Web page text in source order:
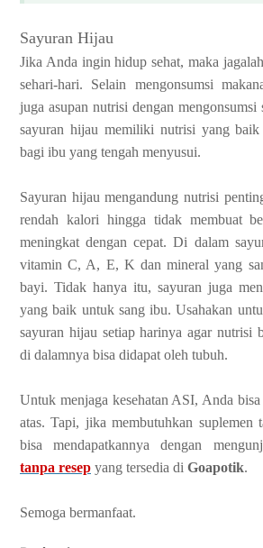
Sayuran Hijau
Jika Anda ingin hidup sehat, maka
sehari-hari. Selain mengonsumsi
juga asupan nutrisi dengan mengonsumsi
sayuran hijau memiliki nutrisi yang baik
bagi ibu yang tengah menyusui.
Sayuran hijau mengandung nutrisi
rendah kalori hingga tidak membuat
meningkat dengan cepat. Di dalam
vitamin C, A, E, K dan mineral yang
bayi. Tidak hanya itu, sayuran juga
yang baik untuk sang ibu. Usahakan
sayuran hijau setiap harinya agar nutrisi
di dalamnya bisa didapat oleh tubuh.
Untuk menjaga kesehatan ASI, Anda
atas. Tapi, jika membutuhkan suplemen
bisa mendapatkannya dengan
tanpa resep yang tersedia di Goapotik.
Semoga bermanfaat.